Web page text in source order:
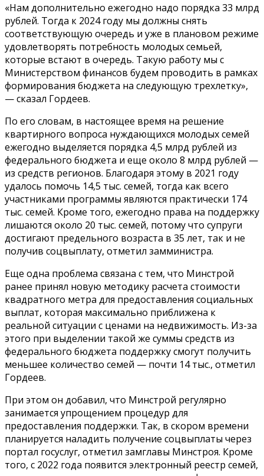
«Нам дополнительно ежегодно надо порядка 33 млрд
рублей. Тогда к 2024 году мы должны снять
соответствующую очередь и уже в плановом режиме
удовлетворять потребность молодых семьей,
которые встают в очередь. Такую работу мы с
Министерством финансов будем проводить в рамках
формирования бюджета на следующую трехлетку»,
— сказал Гордеев.
По его словам, в настоящее время на решение
квартирного вопроса нуждающихся молодых семей
ежегодно выделяется порядка 4,5 млрд рублей из
федерального бюджета и еще около 8 млрд рублей —
из средств регионов. Благодаря этому в 2021 году
удалось помочь 14,5 тыс. семей, тогда как всего
участниками программы являются практически 174
тыс. семей. Кроме того, ежегодно права на поддержку
лишаются около 20 тыс. семей, потому что супруги
достигают предельного возраста в 35 лет, так и не
получив соцвыплату, отметил замминистра.
Еще одна проблема связана с тем, что Минстрой
ранее принял новую методику расчета стоимости
квадратного метра для предоставления социальных
выплат, которая максимально приближена к
реальной ситуации с ценами на недвижимость. Из-за
этого при выделении такой же суммы средств из
федерального бюджета поддержку смогут получить
меньшее количество семей — почти 14 тыс., отметил
Гордеев.
При этом он добавил, что Минстрой регулярно
занимается упрощением процедур для
предоставления поддержки. Так, в скором времени
планируется наладить получение соцвыплаты через
портал госуслуг, отметил замглавы Минстроя. Кроме
того, с 2022 года появится электронный реестр семей,